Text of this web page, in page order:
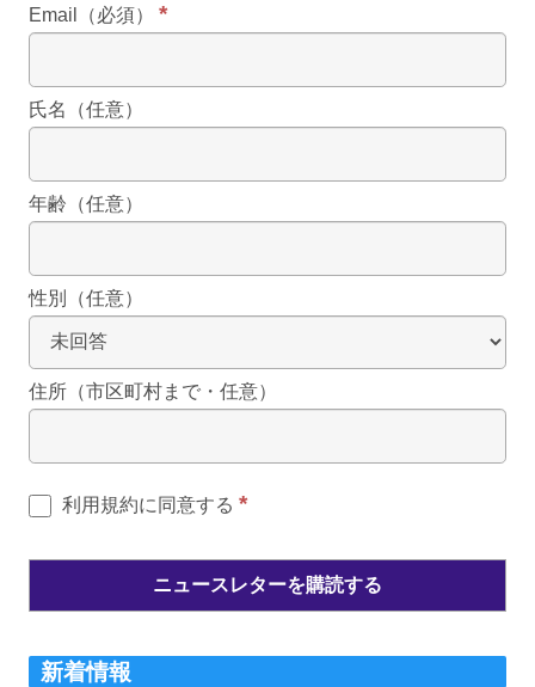
Email（必須） *
氏名（任意）
年齢（任意）
性別（任意）
住所（市区町村まで・任意）
利用規約に同意する *
新着情報